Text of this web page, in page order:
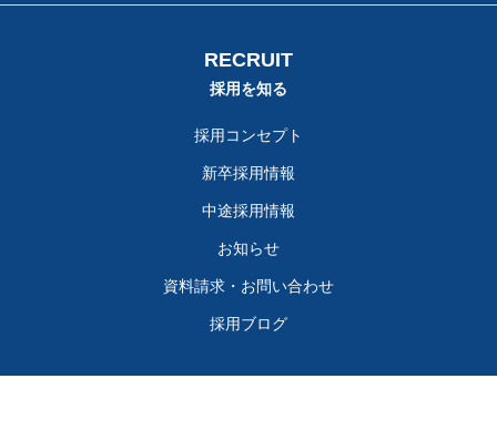
RECRUIT
採用を知る
採用コンセプト
新卒採用情報
中途採用情報
お知らせ
資料請求・お問い合わせ
採用ブログ